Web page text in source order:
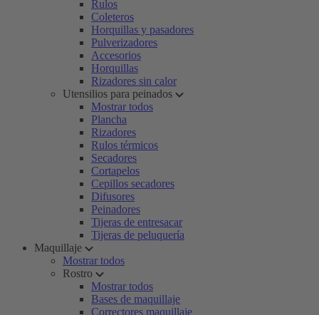
Rulos
Coleteros
Horquillas y pasadores
Pulverizadores
Accesorios
Horquillas
Rizadores sin calor
Utensilios para peinados
Mostrar todos
Plancha
Rizadores
Rulos térmicos
Secadores
Cortapelos
Cepillos secadores
Difusores
Peinadores
Tijeras de entresacar
Tijeras de peluquería
Maquillaje
Mostrar todos
Rostro
Mostrar todos
Bases de maquillaje
Correctores maquillaje